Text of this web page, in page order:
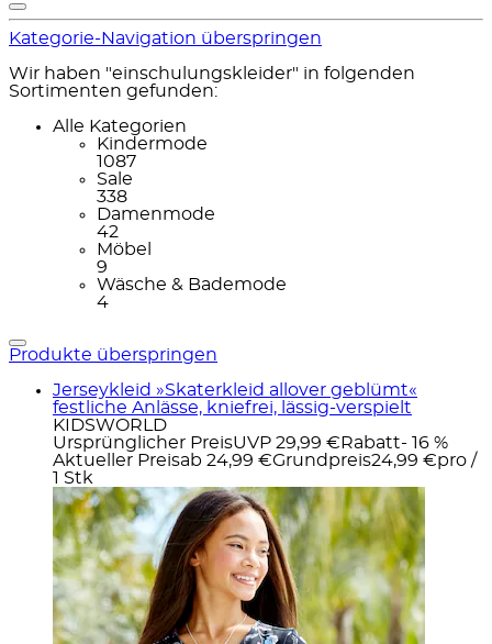
Kategorie-Navigation überspringen
Wir haben "einschulungskleider" in folgenden
Sortimenten gefunden:
Alle Kategorien
Kindermode
1087
Sale
338
Damenmode
42
Möbel
9
Wäsche & Bademode
4
Produkte überspringen
Jerseykleid »Skaterkleid allover geblümt«
festliche Anlässe, kniefrei, lässig-verspielt
KIDSWORLD
Ursprünglicher PreisUVP 29,99 € Rabatt- 16 %
Aktueller Preisab 24,99 €Grundpreis24,99 €pro /
1 Stk